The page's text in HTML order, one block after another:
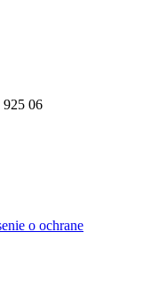
925 06
o ochrane